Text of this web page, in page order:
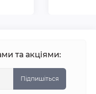
та акціями:
Підпишіться